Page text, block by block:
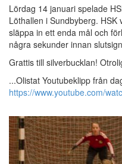
Lördag 14 januari spelade
Löthallen i Sundbyberg.
släppa in ett enda mål och
några sekunder innan
Grattis till silverbucklan!
...Olistat Youtubeklipp från
https://www.youtube.com/